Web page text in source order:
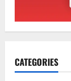
CATEGORIES